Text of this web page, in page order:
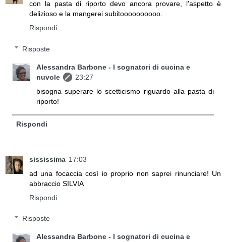
con la pasta di riporto devo ancora provare, l'aspetto è
delizioso e la mangerei subitoooooooooo.
Rispondi
Risposte
Alessandra Barbone - I sognatori di cucina e
nuvole
23:27
bisogna superare lo scetticismo riguardo alla pasta di
riporto!
Rispondi
sississima 17:03
ad una focaccia così io proprio non saprei rinunciare! Un
abbraccio SILVIA
Rispondi
Risposte
Alessandra Barbone - I sognatori di cucina e